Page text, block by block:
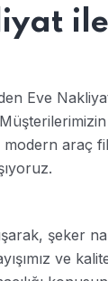
ile
Eve
modern araç
şeker
ve